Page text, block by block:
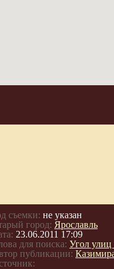
съемки: не указан
город: Ярославль
23.06.2011 17:09
для поиска: Угол улиц
публикации: